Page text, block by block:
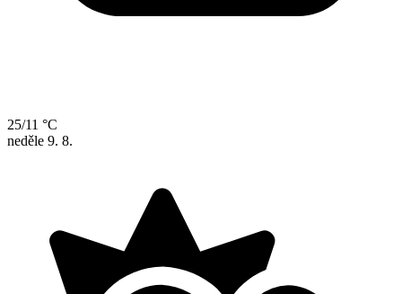
25/11 °C
neděle 9. 8.